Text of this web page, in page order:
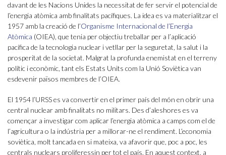
davant de les Nacions Unides la necessitat de fer servir el potencial de
l’energia atòmica amb finalitats pacífiques. La idea es va materialitzar el
1957 amb la creació de l’Organisme Internacional de l’Energia
Atòmica (OIEA), que tenia per objectiu treballar per a l’aplicació
pacífica de la tecnologia nuclear i vetllar per la seguretat, la salut i la
prosperitat de la societat. Malgrat la profunda enemistat en el terreny
polític i econòmic, tant els Estats Units com la Unió Soviètica van
esdevenir països membres de l’OIEA.
El 1954 l’URSS es va convertir en el primer país del món en obrir una
central nuclear amb finalitats no militars. Des d’aleshores es va
començar a investigar com aplicar l’energia atòmica a camps com el de
l’agricultura o la indústria per a millorar-ne el rendiment. L’economia
soviètica, molt tancada en si mateixa, va afavorir que, poc a poc, les
centrals nuclears proliferessin per tot el país. En aquest context, a